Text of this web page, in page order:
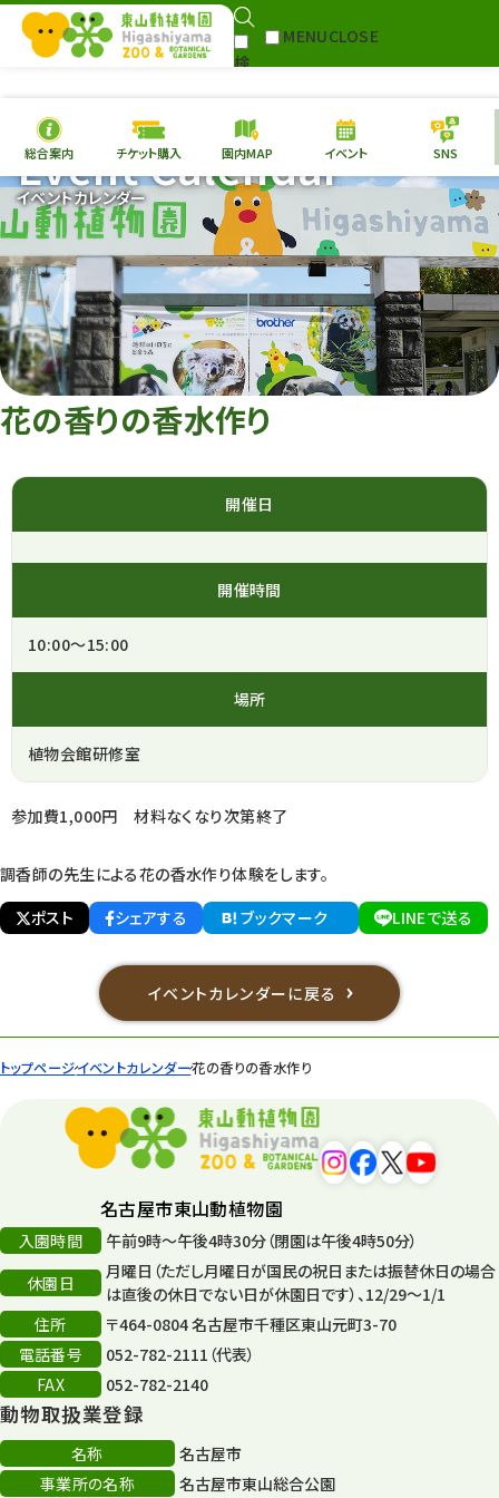
検
MENUCLOSE
本日の開園情報 チケ
園内MAP イベント
総合案内
動物園 植物園
再生プラン
東山動植物園
への支援
Follow
総合案内 チケット購入 園内MAP イベント SNS
イベントカレンダー
Event Calendar
トップページイベントカレンダー花の香りの香水作り
花の香りの香水作り
開催日
開催時間
10:00～15:00
場所
植物会館研修室
参加費1,000円 材料なくなり次第終了
調香師の先生による花の香水作り体験をします。
ポスト
シェアする ブックマーク LINEで送る
イベントカレンダーに戻る
名古屋市東山動植物園
入園時間
午前9時～午後4時30分（閉園は午後4時50分）
休園日
月曜日（ただし月曜日が国民の祝日または振替休日の場合
は直後の休日でない日が休園日です）、12/29～1/1
住所
〒464-0804 名古屋市千種区東山元町3-70
電話番号
052-782-2111（代表）
FAX
052-782-2140
動物取扱業登録
名称
名古屋市
事業所の名称
名古屋市東山総合公園